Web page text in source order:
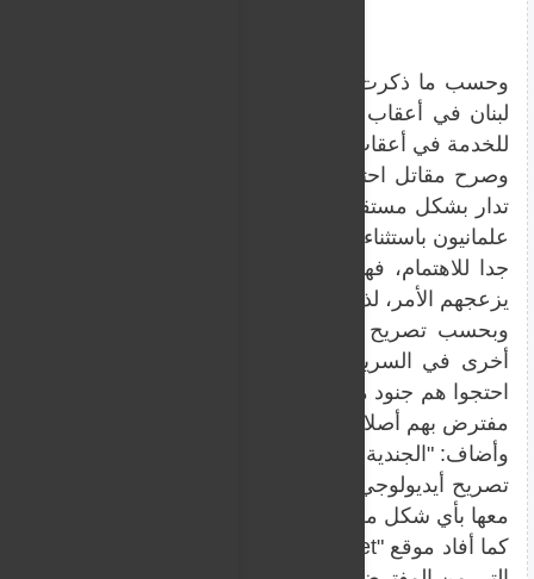
وحسب ما ذكرت صحيفة "يديعوت احرونوت"، غادر
لبنان في أعقاب انضمام المقاتلة للقوة. وبالإضافة
للخدمة في أعقاب قرار إلحاقها.
تدار بشكل مستقل تماما. تم إلحاق جندية بإحدى فصائل
علمانيون باستثناء قلة. قرار إلحاقها اتُخذ من قبل نائب قائد
جدا للاهتمام، فهما نفساهما متدينان جدا. قالوا: حسنا،
يزعجهم الأمر، لذا سندخل جندية هنا".
وبحسب تصريح المقاتل، جاءت المعارضة للقرار
أخرى في السرية، ممن لا يتواجدون جسديا مع الفصيلة
احتجوا هم جنود من فصائل أخرى، لا يتواجدون إطلاقا في
مفترض بهم أصلا أن يكونوا معها في النشاط".
وأضاف: "الجندية من المفترض أن تكون داخل لبنان وهم
تصريح أيديولوجي، بأنهم غير مستعدين لوجود جندية
معها بأي شكل من الأشكال، ورغم أنهم لن يكونوا معها